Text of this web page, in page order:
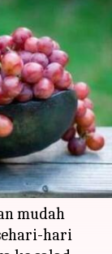
luar
anggur
lainnya,
mudah
hari